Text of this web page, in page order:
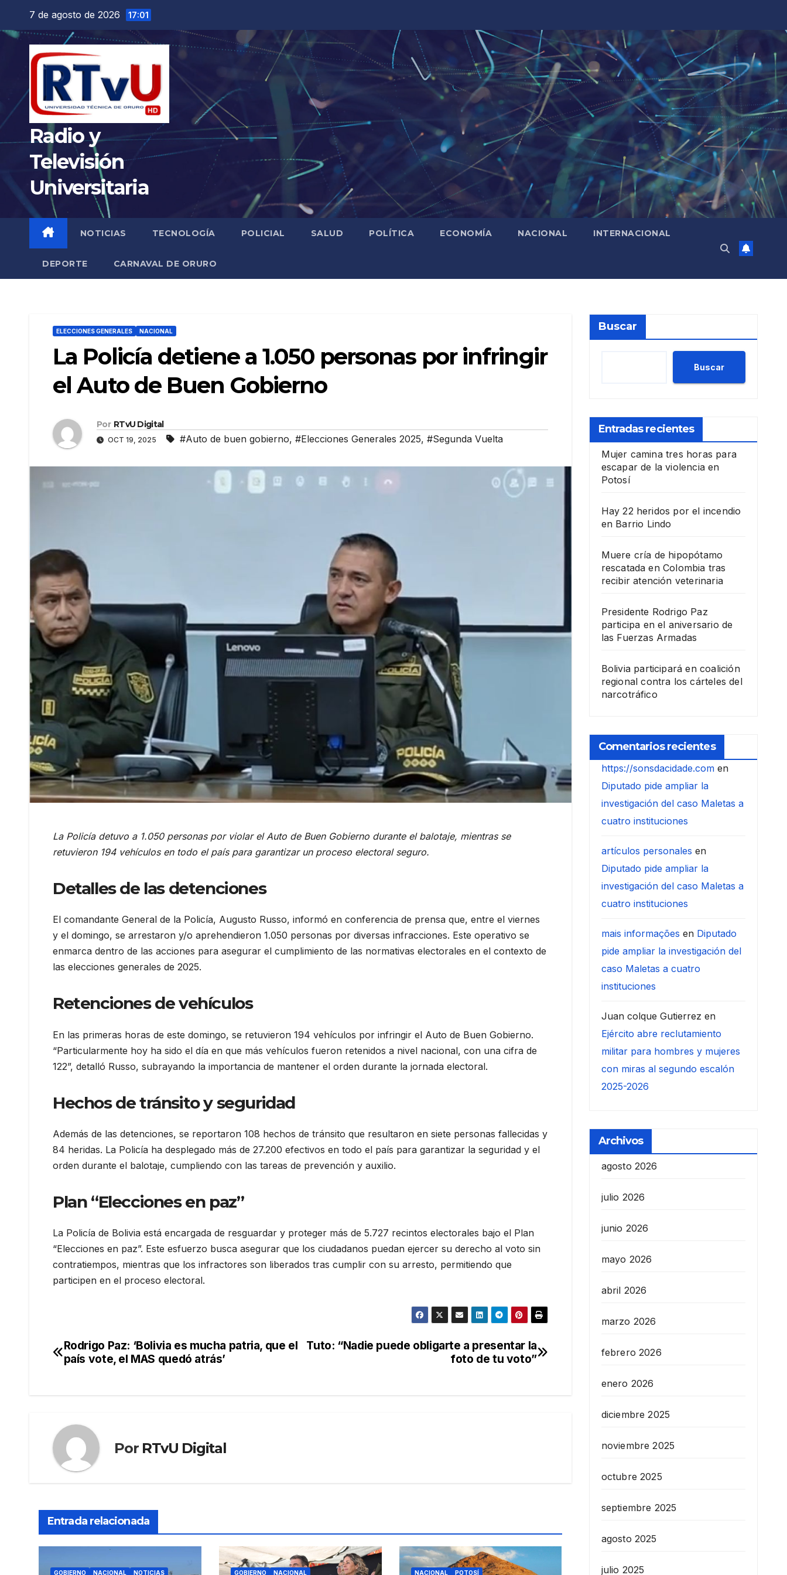
contenido
7 de agosto de 2026 17:01
Radio y
Televisión
Universitaria
NOTICIAS TECNOLOGÍA POLICIAL SALUD POLÍTICA ECONOMÍA NACIONAL INTERNACIONAL
DEPORTE CARNAVAL DE ORURO
ELECCIONES GENERALES NACIONAL
La Policía detiene a 1.050 personas por infringir
el Auto de Buen Gobierno
Por RTvU Digital
OCT 19, 2025 #Auto de buen gobierno, #Elecciones Generales 2025, #Segunda Vuelta
La Policía detuvo a 1.050 personas por violar el Auto de Buen Gobierno durante el balotaje, mientras se
retuvieron 194 vehículos en todo el país para garantizar un proceso electoral seguro.
Detalles de las detenciones
El comandante General de la Policía, Augusto Russo, informó en conferencia de prensa que, entre el viernes
y el domingo, se arrestaron y/o aprehendieron 1.050 personas por diversas infracciones. Este operativo se
enmarca dentro de las acciones para asegurar el cumplimiento de las normativas electorales en el contexto de
las elecciones generales de 2025.
Retenciones de vehículos
En las primeras horas de este domingo, se retuvieron 194 vehículos por infringir el Auto de Buen Gobierno.
“Particularmente hoy ha sido el día en que más vehículos fueron retenidos a nivel nacional, con una cifra de
122”, detalló Russo, subrayando la importancia de mantener el orden durante la jornada electoral.
Hechos de tránsito y seguridad
Además de las detenciones, se reportaron 108 hechos de tránsito que resultaron en siete personas fallecidas y
84 heridas. La Policía ha desplegado más de 27.200 efectivos en todo el país para garantizar la seguridad y el
orden durante el balotaje, cumpliendo con las tareas de prevención y auxilio.
Plan “Elecciones en paz”
La Policía de Bolivia está encargada de resguardar y proteger más de 5.727 recintos electorales bajo el Plan
“Elecciones en paz”. Este esfuerzo busca asegurar que los ciudadanos puedan ejercer su derecho al voto sin
contratiempos, mientras que los infractores son liberados tras cumplir con su arresto, permitiendo que
participen en el proceso electoral.
Navegación
Tuto: “Nadie puede obligarte a presentar la
foto de tu voto”
Rodrigo Paz: ‘Bolivia es mucha patria, que el
país vote, el MAS quedó atrás’
Por RTvU Digital
Entrada relacionada
GOBIERNO NACIONAL NOTICIAS GOBIERNO NACIONAL NACIONAL POTOSÍ
Buscar
Buscar
Entradas recientes
Mujer camina tres horas para
escapar de la violencia en
Potosí
Hay 22 heridos por el incendio
en Barrio Lindo
Muere cría de hipopótamo
rescatada en Colombia tras
recibir atención veterinaria
Presidente Rodrigo Paz
participa en el aniversario de
las Fuerzas Armadas
Bolivia participará en coalición
regional contra los cárteles del
narcotráfico
Comentarios recientes
https://sonsdacidade.comen
Diputado pide ampliar la
investigación del caso Maletas a
cuatro instituciones
artículos personales en
Diputado pide ampliar la
investigación del caso Maletas a
cuatro instituciones
mais informações en Diputado
pide ampliar la investigación del
caso Maletas a cuatro
instituciones
Juan colque Gutierrez en
Ejército abre reclutamiento
militar para hombres y mujeres
con miras al segundo escalón
2025-2026
Archivos
agosto 2026
julio 2026
junio 2026
mayo 2026
abril 2026
marzo 2026
febrero 2026
enero 2026
diciembre 2025
noviembre 2025
octubre 2025
septiembre 2025
agosto 2025
julio 2025